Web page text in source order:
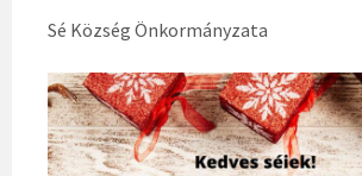
Sé Község Önkormányzata